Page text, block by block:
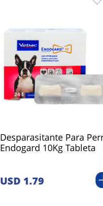
Desparasitante Para
Endogard 10Kg Tableta
USD 1.79